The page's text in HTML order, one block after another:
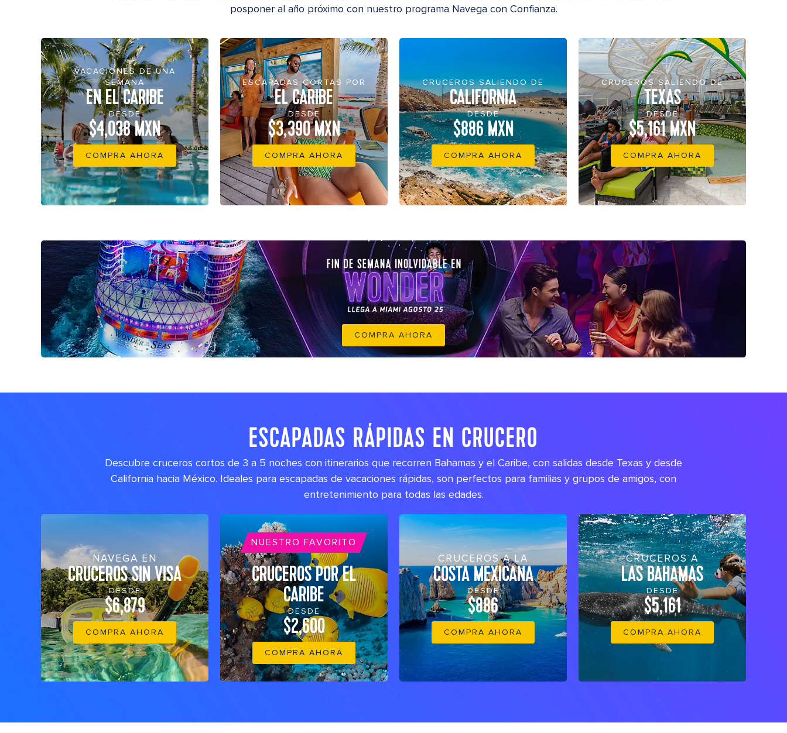
posponer al año próximo con nuestro programa Navega con Confianza.
VACACIONES DE UNA
SEMANA
EN EL CARIBE
DESDE
$4,038 MXN
COMPRA AHORA
ESCAPADAS CORTAS POR
EL CARIBE
DESDE
$3,390 MXN
COMPRA AHORA
CRUCEROS SALIENDO DE
CALIFORNIA
DESDE
$886 MXN
COMPRA AHORA
CRUCEROS SALIENDO DE
TEXAS
DESDE
$5,161 MXN
COMPRA AHORA
COMPRA AHORA
ESCAPADAS RÁPIDAS EN CRUCERO
Descubre cruceros cortos de 3 a 5 noches con itinerarios que recorren Bahamas y el Caribe, con salidas desde Texas y desde
California hacia México. Ideales para escapadas de vacaciones rápidas, son perfectos para familias y grupos de amigos, con
entretenimiento para todas las edades.
NAVEGA EN
CRUCEROS SIN VISA
DESDE
$6,879
COMPRA AHORA
NUESTRO FAVORITO
CRUCEROS POR EL
CARIBE
DESDE
$2,600
COMPRA AHORA
CRUCEROS A LA
COSTA MEXICANA
DESDE
$886
COMPRA AHORA
CRUCEROS A
LAS BAHAMAS
DESDE
$5,161
COMPRA AHORA